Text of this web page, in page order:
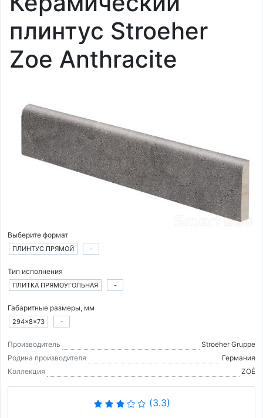
плинтус Stroeher
Zoe Anthracite
Выберите формат
ПЛИНТУС ПРЯМОЙ -
Тип исполнения
ПЛИТКА ПРЯМОУГОЛЬНАЯ -
Габаритные размеры, мм
294×8×73 -
Производитель
Stroeher Gruppe
Родина производителя
Германия
Коллекция
ZOÉ
(3.3)